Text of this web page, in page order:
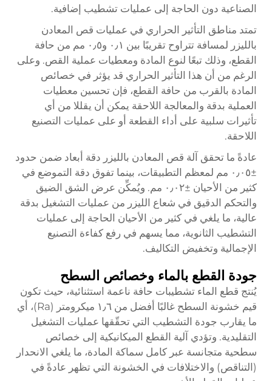
الصناعية دون الحاجة إلى عمليات تشطيب إضافية.
تمتد مناطق التأثير الحراري في عمليات قص المعادن
بالليزر لمسافة تتراوح تقريبًا بين ٠٫١ و٠٫٥ مم من حافة
القطع، وذلك تبعًا لنوع المادة ومعطيات عملية القص. وعلى
الرغم من أن هذا التأثير الحراري قد يؤثر في خصائص
المادة بالقرب من حافة القطع، فإن تحسين معطيات
العملية بدقة والمعالجة اللاحقة يمكن أن يقللا من أي
تأثيرات سلبية على أداء القطعة أو على عمليات التصنيع
اللاحقة.
عادةً ما تحقق آلة قص المعادن بالليزر دقة أبعاد ضمن حدود
±٠٫٠٥ مم لمعظم التطبيقات، بينما تفوق دقة التموضع في
كثير من الأحيان ±٠٫٠٢ مم. ويُمكِّن عرض الشق الضيق
والتحكم الدقيق في شعاع الليزر من عمليات التشغيل بدقة
عالية، ما يلغي في كثير من الأحيان الحاجة إلى عمليات
التشطيب الثانوية، مما يسهم في رفع كفاءة التصنيع
الإجمالية وتخفيض التكاليف.
جودة القطع بالماء وخصائص السطح
يُنتج قطع الماء تشطيبات حافة ناعمة استثنائية، حيث تكون
قيم خشونة السطح غالبًا أفضل من ١٫٦ ميكرومتر (Ra)، أي
ما يقارب جودة التشطيب التي تحقّقها عمليات التشغيل
التقليدية. وتؤدي آلية القطع الميكانيكية إلى خصائص
سطحية متجانسة عبر كامل سماكة المادة، ما يلغي الانحدار
(التناقص) والاختلافات في الخشونة التي تظهر عادةً في